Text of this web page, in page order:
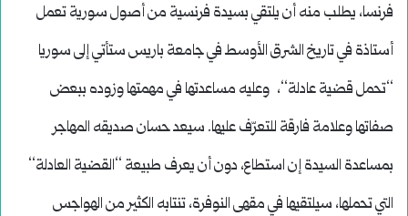
فرنسا، يطلب منه أن يلتقي بسيدة فرنسية من أصول سورية تعمل
أستاذة في تاريخ الشرق الأوسط في جامعة باريس ستأتي إلى سوريا
‘‘تحمل قضية عادلة‘‘، وعليه مساعدتها في مهمتها وزوده ببعض
صفاتها وعلامة فارقة للتعرّف عليها. سيعد حسان صديقه المهاجر
بمساعدة السيدة إن استطاع، دون أن يعرف طبيعة ‘‘القضية العادلة‘‘
التي تحملها، سيلتقيها في مقهى النوفرة، تنتابه الكثير من الهواجس